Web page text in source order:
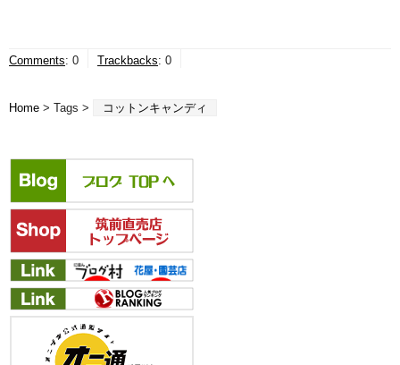
Comments: 0 Trackbacks: 0
Home > Tags > コットンキャンディ